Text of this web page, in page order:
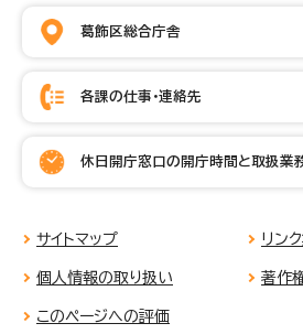
葛飾区総合庁舎
各課の仕事・連絡先
休日開庁窓口の開庁時間と取扱業
サイトマップ リン
個人情報の取り扱い 著作
このページへの評価